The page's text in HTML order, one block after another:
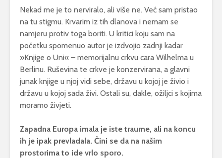
Nekad me je to nerviralo, ali više ne. Već sam pristao
na tu stigmu. Krvarim iz tih dlanova i nemam se
namjeru protiv toga boriti. U kritici koju sam na
početku spomenuo autor je izdvojio zadnji kadar
»Knjige o Uni« – memorijalnu crkvu cara Wilhelma u
Berlinu. Ruševina te crkve je konzervirana, a glavni
junak knjige u njoj vidi sebe, državu u kojoj je živio i
državu u kojoj sada živi. Ostali su, dakle, ožiljci s kojima
moramo živjeti.
Zapadna Europa imala je iste traume, ali na koncu
ih je ipak prevladala. Čini se da na našim
prostorima to ide vrlo sporo.